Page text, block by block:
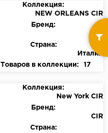
Коллекция:
NEW ORLEANS CIR
Бренд:
CIR
Страна:
Италия
Товаров в коллекции:
17
Коллекция:
New York CIR
Бренд:
CIR
Страна: